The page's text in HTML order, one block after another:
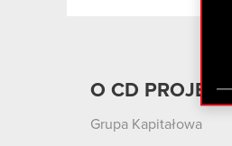
O CD PROJEKT
Grupa Kapitałowa